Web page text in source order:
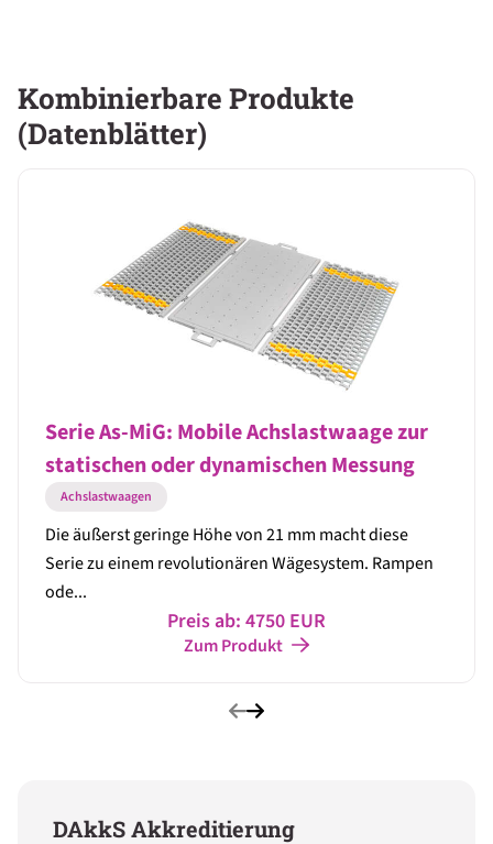
Kombinierbare Produkte
(Datenblätter)
Serie As-MiG: Mobile Achslastwaage zur
statischen oder dynamischen Messung
Achslastwaagen
Die äußerst geringe Höhe von 21 mm macht diese
Serie zu einem revolutionären Wägesystem. Rampen
ode...
Preis ab: 4750 EUR
Zum Produkt
DAkkS Akkreditierung